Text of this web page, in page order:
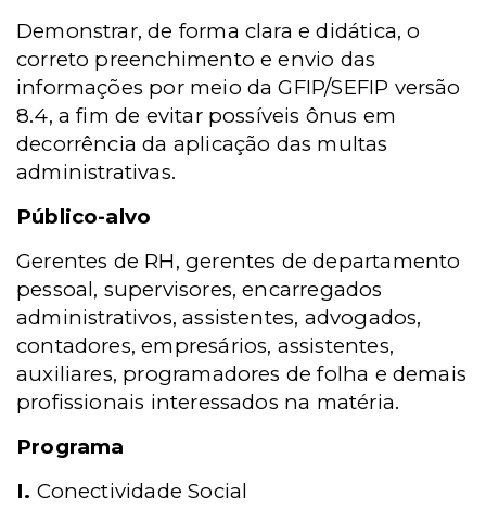
Demonstrar, de forma clara e didática, o
correto preenchimento e envio das
informações por meio da GFIP/SEFIP versão
8.4, a fim de evitar possíveis ônus em
decorrência da aplicação das multas
administrativas.
Público-alvo
Gerentes de RH, gerentes de departamento
pessoal, supervisores, encarregados
administrativos, assistentes, advogados,
contadores, empresários, assistentes,
auxiliares, programadores de folha e demais
profissionais interessados na matéria.
Programa
I. Conectividade Social